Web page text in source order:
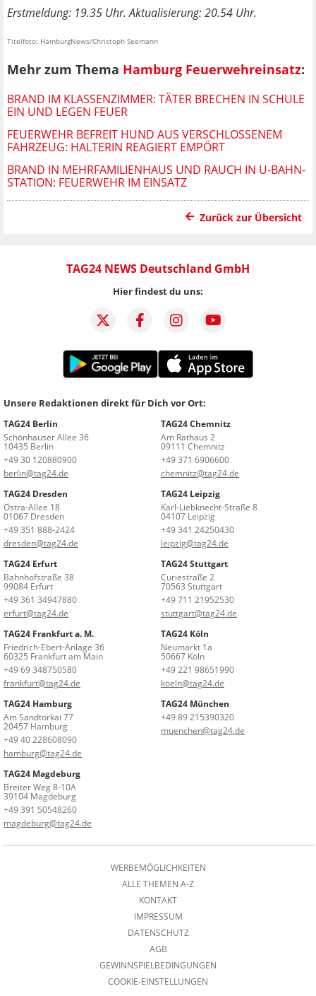
Erstmeldung: 19.35 Uhr. Aktualisierung: 20.54 Uhr.
Titelfoto: HamburgNews/Christoph Seemann
Mehr zum Thema Hamburg Feuerwehreinsatz:
BRAND IM KLASSENZIMMER: TÄTER BRECHEN IN SCHULE
EIN UND LEGEN FEUER
FEUERWEHR BEFREIT HUND AUS VERSCHLOSSENEM
FAHRZEUG: HALTERIN REAGIERT EMPÖRT
BRAND IN MEHRFAMILIENHAUS UND RAUCH IN U-BAHN-
STATION: FEUERWEHR IM EINSATZ
Zurück zur Übersicht
TAG24 NEWS Deutschland GmbH
Hier findest du uns:
Unsere Redaktionen direkt für Dich vor Ort:
TAG24 Berlin
Schönhauser Allee 36
10435 Berlin
+49 30 120880900
berlin@tag24.de
TAG24 Chemnitz
Am Rathaus 2
09111 Chemnitz
+49 371 6906600
chemnitz@tag24.de
TAG24 Dresden
Ostra-Allee 18
01067 Dresden
+49 351 888-2424
dresden@tag24.de
TAG24 Leipzig
Karl-Liebknecht-Straße 8
04107 Leipzig
+49 341 24250430
leipzig@tag24.de
TAG24 Erfurt
Bahnhofstraße 38
99084 Erfurt
+49 361 34947880
erfurt@tag24.de
TAG24 Stuttgart
Curiestraße 2
70563 Stuttgart
+49 711 21952530
stuttgart@tag24.de
TAG24 Frankfurt a. M.
Friedrich-Ebert-Anlage 36
60325 Frankfurt am Main
+49 69 348750580
frankfurt@tag24.de
TAG24 Köln
Neumarkt 1a
50667 Köln
+49 221 98651990
koeln@tag24.de
TAG24 Hamburg
Am Sandtorkai 77
20457 Hamburg
+49 40 228608090
hamburg@tag24.de
TAG24 München
+49 89 215390320
muenchen@tag24.de
TAG24 Magdeburg
Breiter Weg 8-10A
39104 Magdeburg
+49 391 50548260
magdeburg@tag24.de
WERBEMÖGLICHKEITEN
ALLE THEMEN A-Z
KONTAKT
IMPRESSUM
DATENSCHUTZ
AGB
GEWINNSPIELBEDINGUNGEN
COOKIE-EINSTELLUNGEN